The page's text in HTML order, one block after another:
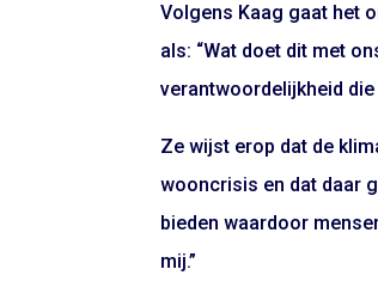
Volgens Kaag gaat het
als: “Wat doet dit met
verantwoordelijkheid die
Ze wijst erop dat de
wooncrisis en dat daar
bieden waardoor
mij.”